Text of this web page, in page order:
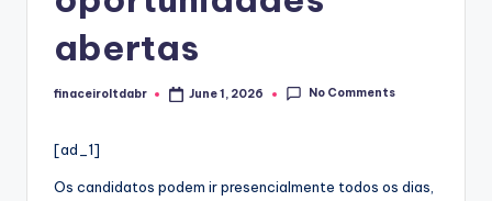
abertas
Posted
finaceiroltdabr June 1, 2026 No Comments
[ad_1]
Os candidatos podem ir presencialmente todos os dias,